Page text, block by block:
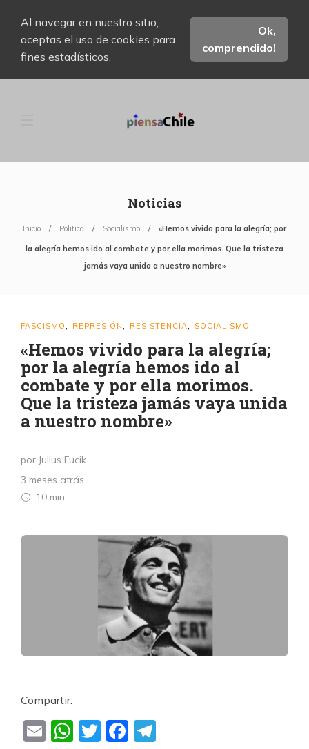
Al navegar en nuestro sitio,
aceptas el uso de cookies para
fines estadísticos.
Ok,
comprendido!
Noticias
Inicio Politica Socialismo «Hemos vivido para la alegría; por
la alegría hemos ido al combate y por ella morimos. Que la tristeza
jamás vaya unida a nuestro nombre»
FASCISMO REPRESIÓN RESISTENCIA SOCIALISMO
«Hemos vivido para la alegría;
por la alegría hemos ido al
combate y por ella morimos.
Que la tristeza jamás vaya unida
a nuestro nombre»
por Julius Fucik
3 meses atrás
10 min
Compartir:
EmailWhatsApp
TwitterFacebook